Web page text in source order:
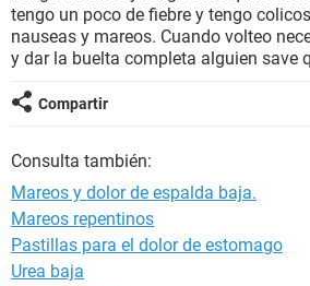
SEXUALIDAD
GLOSARIO
tengo un poco de fiebre y tengo
nauseas y mareos. Cuando volteo
y dar la buelta completa alguien save
Compartir
Consulta también:
Mareos y dolor de espalda baja.
Mareos repentinos
Pastillas para el dolor de estomago
Urea baja